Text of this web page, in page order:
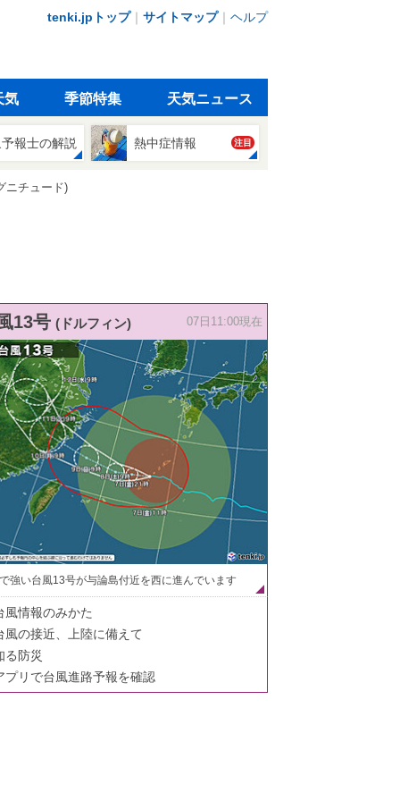
tenki.jpトップ｜ サイトマップ｜ ヘルプ
気 季節特集 天気ニュース
報士の解説 熱中症情報 注目
ニチュード)
13号 (ドルフィン) 07日11:00現在
強い台風13号が与論島付近を西に進んでいます
風情報のみかた
風の接近、上陸に備えて
る防災
プリで台風進路予報を確認